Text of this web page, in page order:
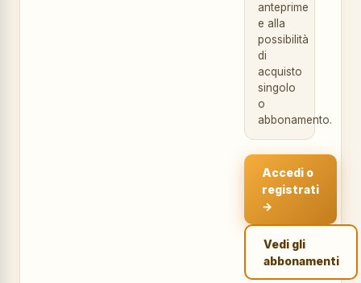
anteprime
e alla
possibilità
di
acquisto
singolo
o
abbonamento.
Accedi o
registrati
→
Vedi gli
abbonamenti